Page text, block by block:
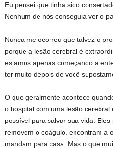
Eu pensei que tinha sido
Nenhum de nós conseguia ver o
Nunca me ocorreu que talvez o
porque a lesão cerebral é
estamos apenas começando a
ter muito depois de você
O que geralmente acontece
o hospital com uma lesão
possível para salvar sua vida. Eles
removem o coágulo, encontram a
mandam para casa. Mas o que